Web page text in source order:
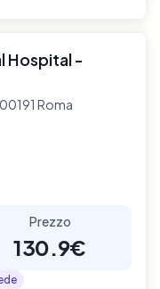
Hospital -
Roma
Prezzo
130.9€